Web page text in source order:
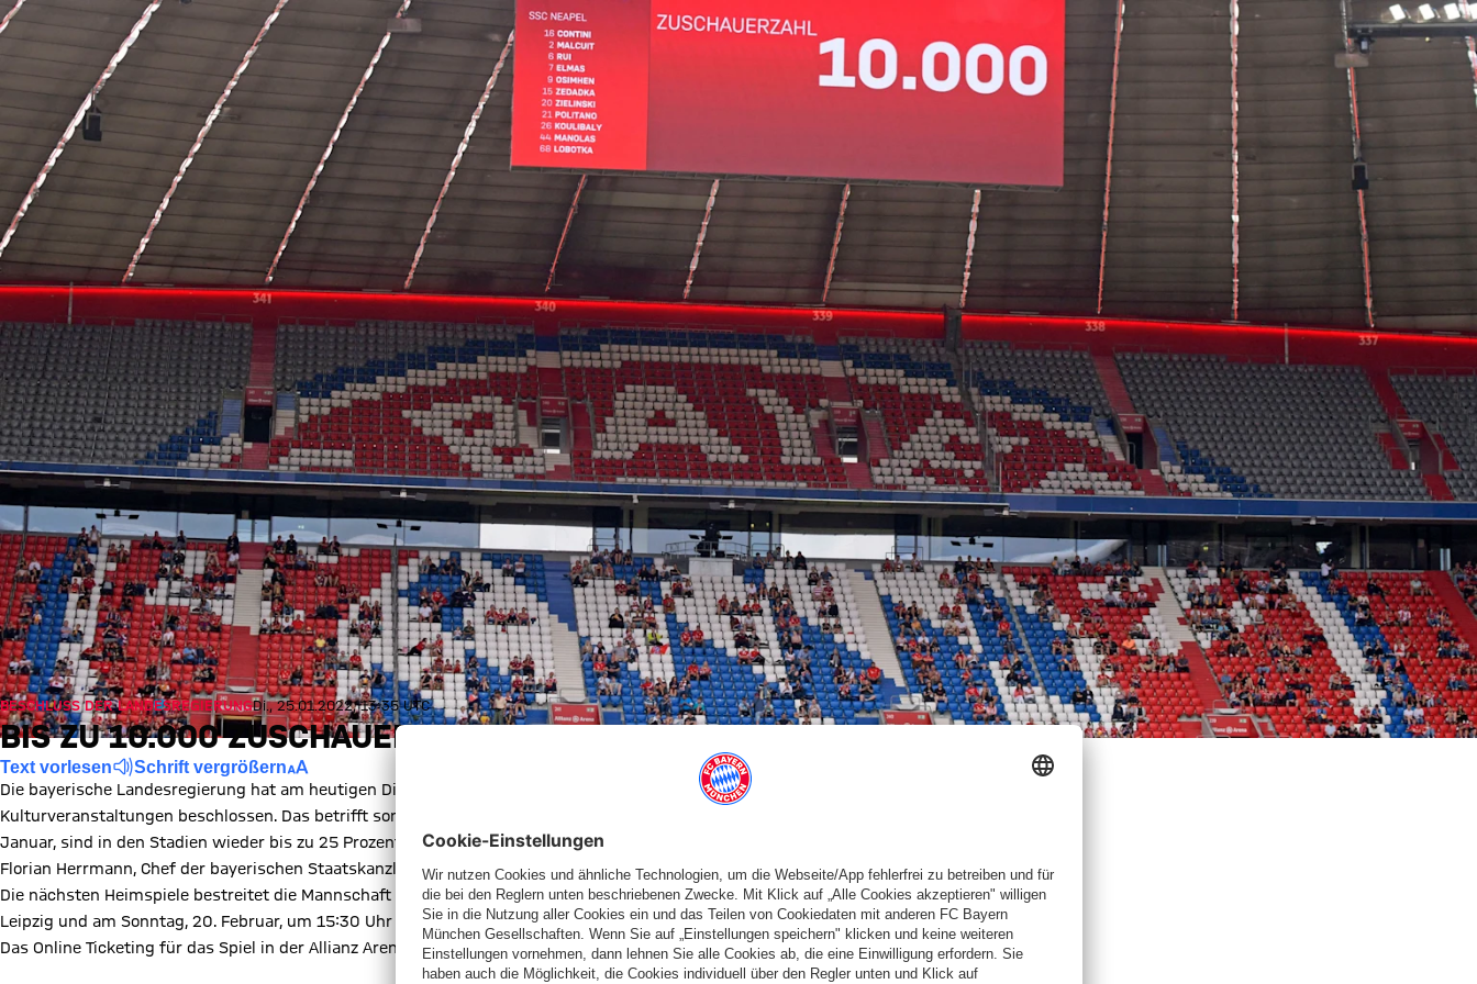
BESCHLUSS DER LANDESREGIERUNGDi., 25.01.2022, 13:35 UTC
BIS ZU 10.000 ZUSCHAUER ZU HEIMSPIELEN ZUGELASSEN
Text vorlesen Schrift vergrößern
Die bayerische Landesregierung hat am heutigen Dienstag Lockerungen bei den Zuschauergrenzen für Sport- und
Kulturveranstaltungen beschlossen. Das betrifft somit auch Heimspiele des FC Bayern in der
Januar, sind in den Stadien wieder bis zu 25 Prozent der Kapazität zugelassen, maximal sind 10.000 Zuschauer erlaubt. Das gab
Florian Herrmann, Chef der bayerischen Staatskanzlei, nach einer Sitzung der Bayerischen Staatsregierung bekannt.
Die nächsten Heimspiele bestreitet die Mannschaft von Julian Nagelsmann am Samstag, 5. Februar, um 18:30 Uhr gegen RB
Leipzig und am Sonntag, 20. Februar, um 15:30 Uhr gegen die SpVgg Greuther Fürth.
Das Online Ticketing für das Spiel in der Allianz Arena gegen RB Leipzig startet für Mitglieder ab Freitag, 28. Januar,HIER.